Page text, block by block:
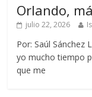
Orlando,
julio 22, 2026
Por: Saúl Sánchez
yo mucho tiempo
que me